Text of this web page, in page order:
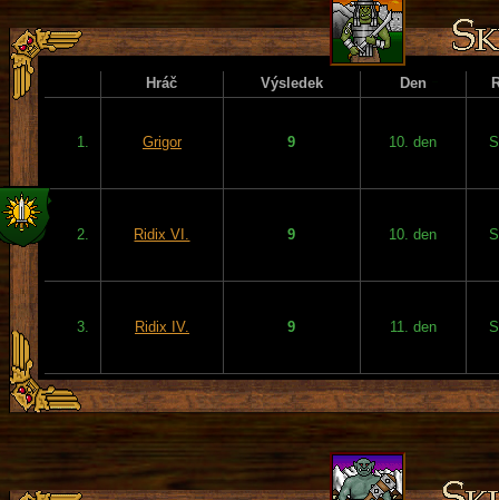
Hráč Výsledek Den
1. Grigor 9 10. den
2. Ridix VI. 9 10. den
3. Ridix IV. 9 11. den